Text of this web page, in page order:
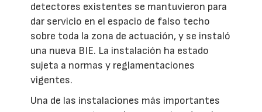
detectores existentes se mantuvieron para
dar servicio en el espacio de falso techo
sobre toda la zona de actuación, y se instaló
una nueva BIE. La instalación ha estado
sujeta a normas y reglamentaciones
vigentes.
Una de las instalaciones más importantes